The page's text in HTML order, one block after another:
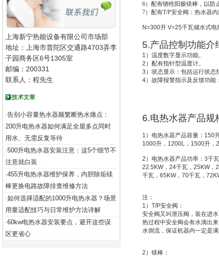
上海新宁热能设备有限公司市场部
地址：上海市普陀区交通路4703弄李
子园商务区6号1305室
邮编：200331
联系人：程先生
技术文章
·告别小容量热水器频繁断热水痛点：
200升电热水器如何满足全屋多点同时
用水、无需反复等待
·500升电热水器安装注意：这5个细节不
注意就白装
·455升电热水器维护保养，内胆除垢镁
棒更换电路故障排查维修方法
·如何选择适配的1000升电热水器？场景
用量适配技巧与日常维护方法详解
·60kw电热水器安装要点，避开这些误
区更省心
6）配有牺牲阳极镁棒，以防
7）配有T/P安全阀：热水器
N=300升 V=25千瓦储水式电
5.产品控制功能介
1 ）温度数字显示功能。
2 ）配有指针型温度计。
3 ）状态显示：包括运行状
4）故障报警指示及反馈功
6.电热水器产品规
1 ）电热水器产品容量： 150
1000升 ， 1200L ， 1500升 ，
2 ）电热水器产品功率： 3千
22.5KW， 24千瓦， 25KW，
千瓦， 65KW， 70千瓦，
注：
1 ） T/P安全阀：
安全阀又叫泄压阀 ，装在进
热过程中安全阀会有水滴出
水倒流，保证机器内一定是
2 ） 镁棒：